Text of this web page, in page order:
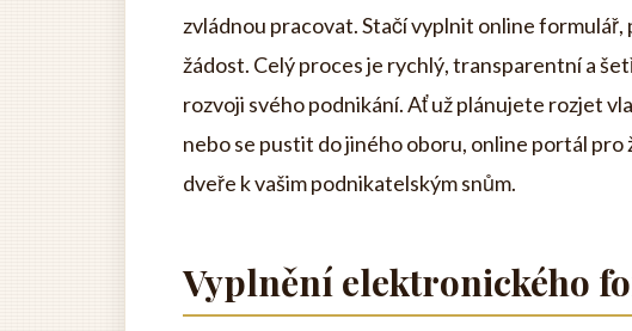
zvládnou pracovat. Stačí vyplnit online
žádost. Celý proces je rychlý, transparentní a
rozvoji svého podnikání. Ať už plánujete rozjet
nebo se pustit do jiného oboru, online portál pro
dveře k vašim podnikatelským snům.
Vyplnění elektronického